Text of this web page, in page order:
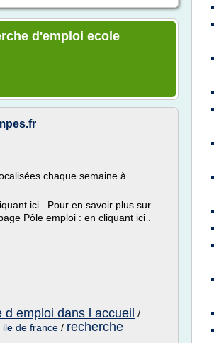
d'emploi ecole
chaque semaine à
ici . Pour en savoir plus sur
Pôle emploi : en cliquant ici .
d emploi dans l accueil /
de france / recherche